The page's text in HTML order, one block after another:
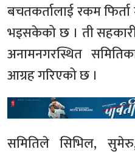
बचतकर्तालाई रकम
भइसकेको छ । ती
अनामनगरस्थित
आग्रह गरिएको छ ।
समितिले सिभिल,